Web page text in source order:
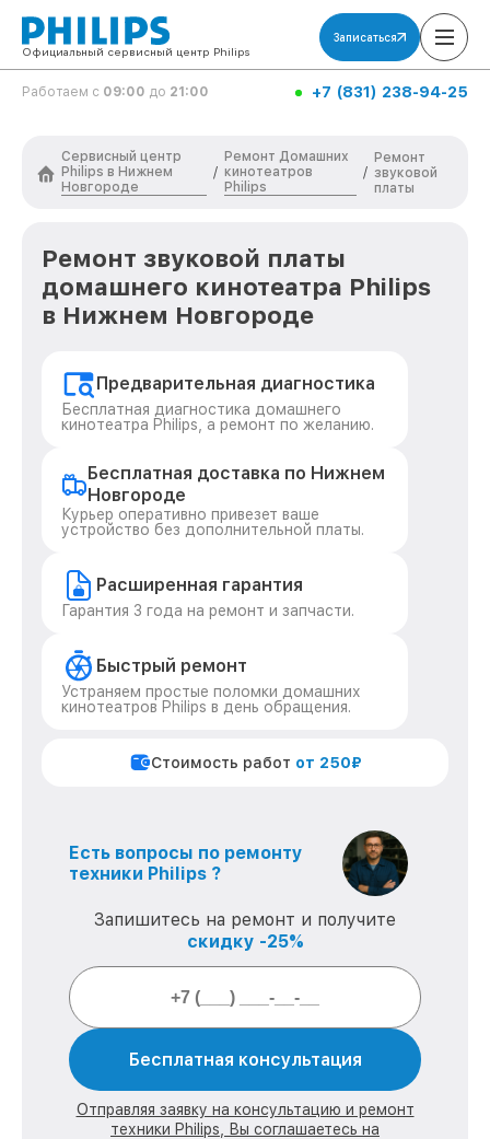
Официальный сервисный центр Philips
Записаться
Работаем с 09:00 до 21:00 +7 (831) 238-94-25
Сервисный центр
Philips в Нижнем
Новгороде
/
Ремонт Домашних
кинотеатров
Philips
/
Ремонт
звуковой
платы
Ремонт звуковой платы
домашнего кинотеатра Philips
в Нижнем Новгороде
Предварительная диагностика
Бесплатная диагностика домашнего
кинотеатра Philips, а ремонт по желанию.
Бесплатная доставка по Нижнем
Новгороде
Курьер оперативно привезет ваше
устройство без дополнительной платы.
Расширенная гарантия
Гарантия 3 года на ремонт и запчасти.
Быстрый ремонт
Устраняем простые поломки домашних
кинотеатров Philips в день обращения.
Стоимость работ от 250₽
Есть вопросы по ремонту
техники Philips ?
Запишитесь на ремонт и получите
скидку -25%
Бесплатная консультация
Отправляя заявку на консультацию и ремонт
техники Philips, Вы соглашаетесь на